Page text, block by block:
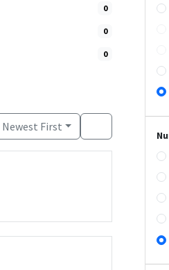
0
0
0
Newest First